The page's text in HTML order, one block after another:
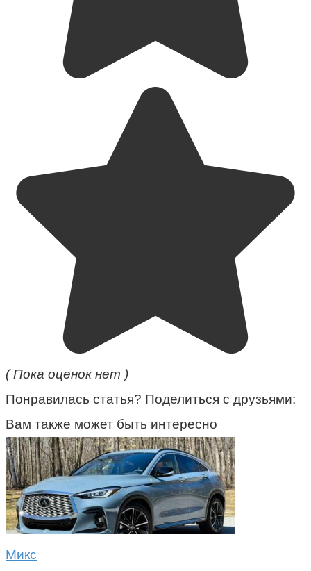
( Пока оценок нет )
Понравилась статья? Поделиться с друзьями:
Вам также может быть интересно
Микс